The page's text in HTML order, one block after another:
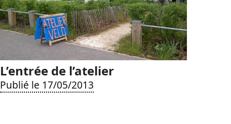
L’entrée de l’atelier
Publié le 17/05/2013